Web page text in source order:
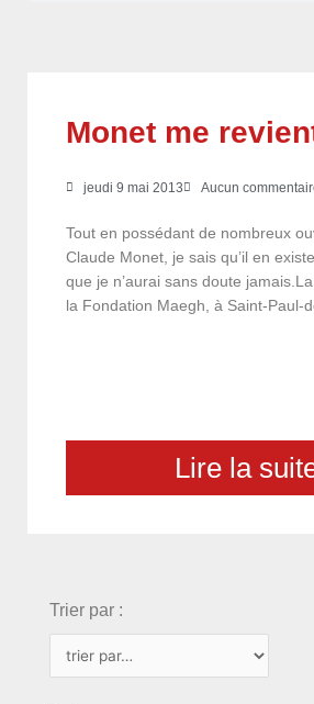
Monet me
jeudi 9 mai 2013 Aucun
Tout en possédant de nombreux
Claude Monet, je sais qu’il en
que je n’aurai sans doute
la Fondation Maegh, à Saint-Paul-
Lire la
Trier par :